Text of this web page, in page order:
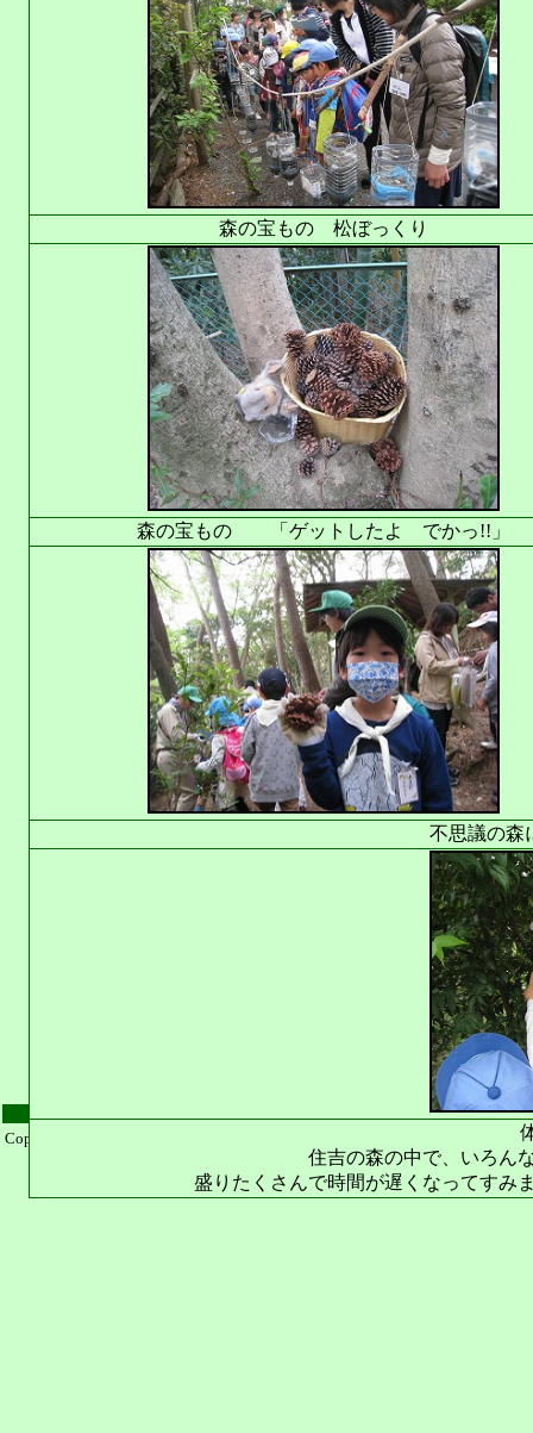
森の宝もの 松ぼっくり
森の宝もの 「ゲットしたよ でかっ!!」
不思議の森
住吉の森の中で、いろん
盛りたくさんで時間が遅くなってす
Copyright© ボーイスカウト浜松12団